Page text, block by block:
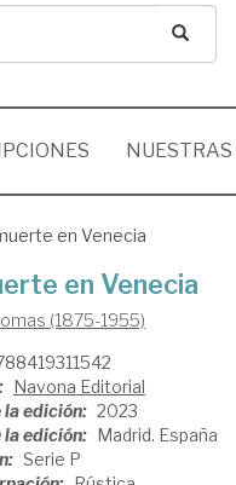
NUESTRAS
en Venecia
en Venecia
(1875-1955)
Navona Editorial
la edición: 2023
la edición: Madrid. España
Serie P